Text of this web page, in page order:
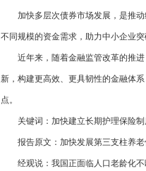
加快多层次债券市场发展，是推
不同规模的资金需求，助力中小企业
近年来，随着金融监管改革的推
新，构建更高效、更具韧性的金融体
点。
关键词：加快建立长期护理保险
报告原文：加快发展第三支柱养
经观说：我国正面临人口老龄化